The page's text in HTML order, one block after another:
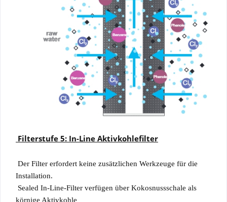
Filterstufe 5: In-Line Aktivkohlefilter
Der Filter erfordert keine zusätzlichen Werkzeuge für die
Installation.
Sealed In-Line-Filter verfügen über Kokosnussschale als
körnige Aktivkohle